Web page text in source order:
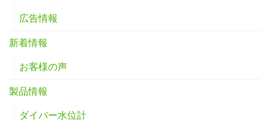
広告情報
新着情報
お客様の声
製品情報
ダイバー水位計